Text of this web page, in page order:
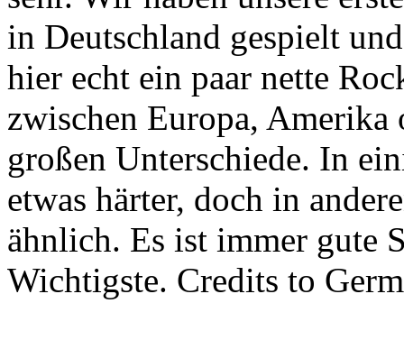
in Deutschland gespielt
hier echt ein paar nette
zwischen Europa,
großen Unterschiede. In
etwas härter, doch in
ähnlich. Es ist immer gute
Wichtigste. Credits to